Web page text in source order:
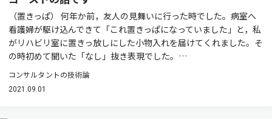
（置きっぱ） 何年か前，友人の見舞いに行った時でした。病室へ
看護婦が駆け込んできて「これ置きっぱになっていました」と，私
がリハビリ室に置きっ放しにした小物入れを届けてくれました。そ
の時初めて聞いた「なし」抜き表現でした。…
コンサルタントの技術論
2021.09.01